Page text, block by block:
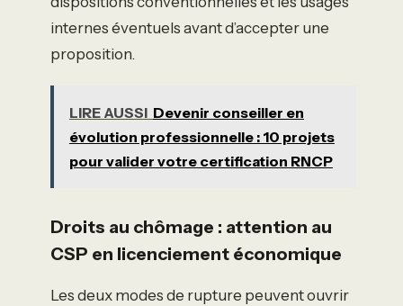
internes éventuels avant d’accepter une
proposition.
LIRE AUSSI Devenir conseiller en
évolution professionnelle : 10 projets
pour valider votre certification RNCP
Droits au chômage : attention au
CSP en licenciement économique
Les deux modes de rupture peuvent ouvrir